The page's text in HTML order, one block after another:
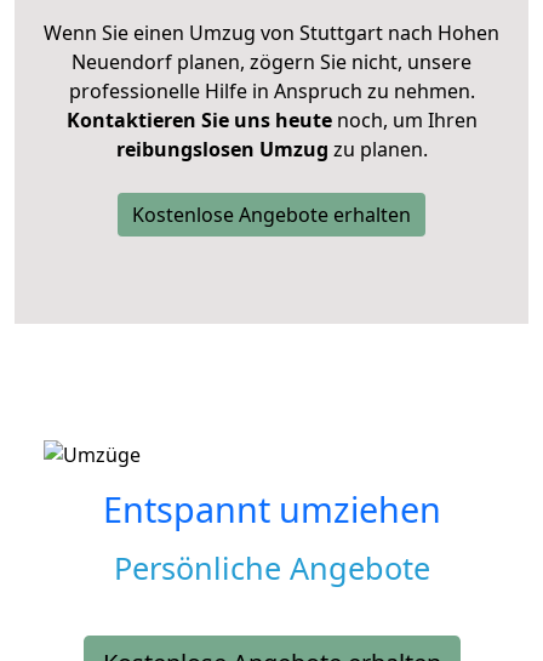
Wenn Sie einen Umzug von Stuttgart nach Hohen
Neuendorf planen, zögern Sie nicht, unsere
professionelle Hilfe in Anspruch zu nehmen.
Kontaktieren Sie uns heutenoch, um Ihren
reibungslosen Umzug zu planen.
Kostenlose Angebote erhalten
Entspannt umziehen
Persönliche Angebote